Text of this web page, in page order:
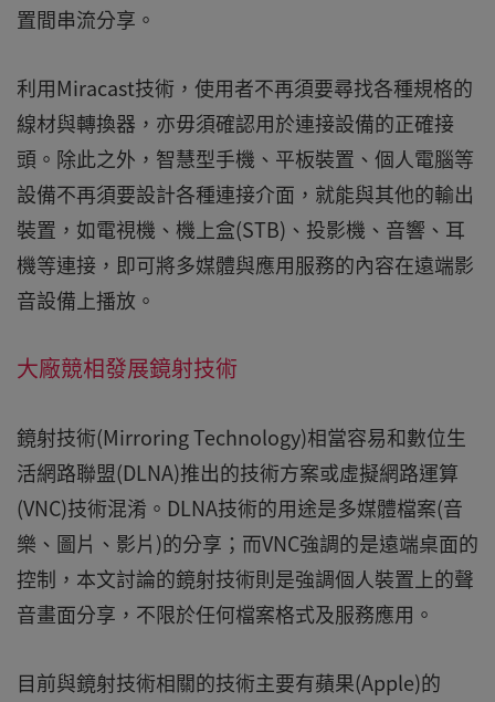
置間串流分享。
利用Miracast技術，使用者不再須要尋找各種規格的
線材與轉換器，亦毋須確認用於連接設備的正確接
頭。除此之外，智慧型手機、平板裝置、個人電腦等
設備不再須要設計各種連接介面，就能與其他的輸出
裝置，如電視機、機上盒(STB)、投影機、音響、耳
機等連接，即可將多媒體與應用服務的內容在遠端影
音設備上播放。
大廠競相發展鏡射技術
鏡射技術(Mirroring Technology)相當容易和數位生
活網路聯盟(DLNA)推出的技術方案或虛擬網路運算
(VNC)技術混淆。DLNA技術的用途是多媒體檔案(音
樂、圖片、影片)的分享；而VNC強調的是遠端桌面的
控制，本文討論的鏡射技術則是強調個人裝置上的聲
音畫面分享，不限於任何檔案格式及服務應用。
目前與鏡射技術相關的技術主要有蘋果(Apple)的